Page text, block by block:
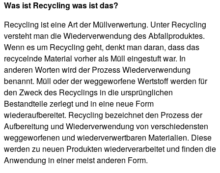
Was ist Recycling was ist das?
Recycling ist eine Art der Müllverwertung. Unter Recycling
versteht man die Wiederverwendung des Abfallproduktes.
Wenn es um Recycling geht, denkt man daran, dass das
recycelnde Material vorher als Müll eingestuft war. In
anderen Worten wird der Prozess Wiederverwendung
benannt. Müll oder der weggeworfene Wertstoff werden für
den Zweck des Recyclings in die ursprünglichen
Bestandteile zerlegt und in eine neue Form
wiederaufbereitet. Recycling bezeichnet den Prozess der
Aufbereitung und Wiederverwendung von verschiedensten
weggeworfenen und wiederverwertbaren Materialien. Diese
werden zu neuen Produkten wiederverarbeitet und finden die
Anwendung in einer meist anderen Form.